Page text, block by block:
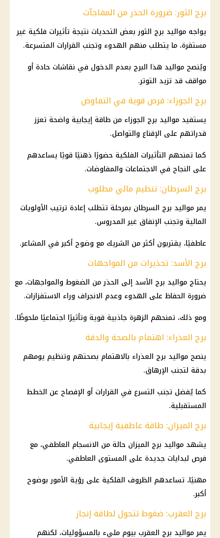
برج الثور: ضرورة الحذر من المفاجآت
يواجه مواليد برج الثور بعض التحديات نتيجة تأثيرات فلكية غير
مستقرة، ما يتطلب منهم الهدوء وتجنب القرارات المتسرعة.
ويُنصح مواليد هذا البرج بعدم الدخول في نقاشات حادة أو
مواقف قد تزيد التوتر.
برج الجوزاء: فرص قوية في التفاوض
يستفيد مواليد برج الجوزاء من طاقة إيجابية واضحة تعزز
قدراتهم على الإقناع والتواصل.
كما تمنحهم التأثيرات الفلكية حضورًا ذهنيًا قويًا يساعدهم
على النجاح في الاجتماعات والمفاوضات.
برج السرطان: تنظيم مالي مطلوب
يمر مواليد برج السرطان بمرحلة تتطلب إعادة ترتيب الأولويات
المالية وتجنب الإنفاق غير المدروس.
عاطفيًا، يقتربون أكثر من الشريك مع وضوح أكبر في المشاعر.
برج الأسد: تحذيرات من المواجهات
يحتاج مواليد برج الأسد إلى الحذر من الضغوط والمواجهات، مع
ضرورة الحفاظ على الهدوء وعدم الانجراف وراء الاستفزازات.
ومع ذلك، تمنحهم الزهرة جاذبية قوية وتأثيرًا اجتماعيًا ملحوظًا.
برج العذراء: اهتمام بالصحة والدقة
ينصح مواليد برج العذراء بالاهتمام بصحتهم وتنظيم يومهم
بدقة لتجنب الإرهاق.
كما يُفضل تجنب التسرع في القرارات أو الإفصاح عن الخطط
المستقبلية.
برج الميزان: طاقة عاطفية إيجابية
يشهد مواليد برج الميزان حالة من الانسجام العاطفي، مع
فرص لبدايات جديدة على المستوى العاطفي.
مهنيًا، تساعدهم الظروف الفلكية على رؤية الأمور بوضوح
أكبر.
برج العقرب: ضغوط تتحول لطاقة إنجاز
يمر مواليد برج العقرب بيوم مليء بالمسؤوليات، لكنهم